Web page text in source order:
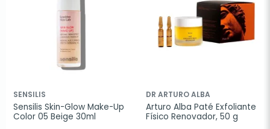
SENSILIS
Sensilis Skin-Glow Make-Up
Color 05 Beige 30ml
DR ARTURO ALBA
Arturo Alba Paté Exfoliante
Físico Renovador, 50 g